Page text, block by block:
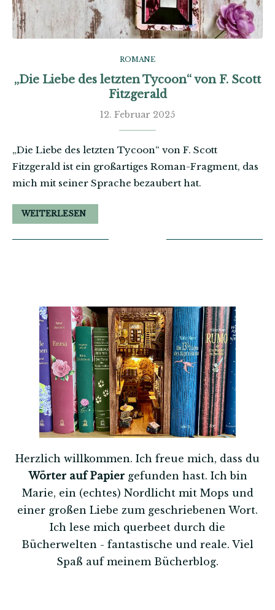
ROMANE
„Die Liebe des letzten Tycoon“ von F. Scott
Fitzgerald
12. Februar 2025
„Die Liebe des letzten Tycoon“ von F. Scott
Fitzgerald ist ein großartiges Roman-Fragment, das
mich mit seiner Sprache bezaubert hat.
WEITERLESEN
Herzlich willkommen. Ich freue mich, dass du
Wörter auf Papiergefunden hast. Ich bin
Marie, ein (echtes) Nordlicht mit Mops und
einer großen Liebe zum geschriebenen Wort.
Ich lese mich querbeet durch die
Bücherwelten - fantastische und reale. Viel
Spaß auf meinem Bücherblog.